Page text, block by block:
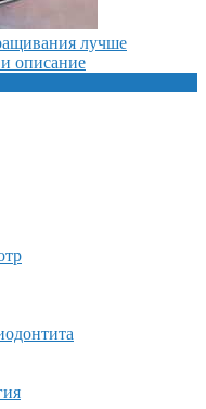
лучше
описание